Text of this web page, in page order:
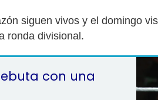
siguen vivos y el domingo
ronda divisional.
con una